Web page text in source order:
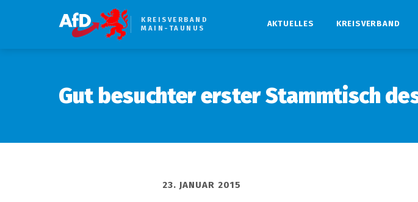
KREISVERBAND
MAIN-TAUNUS
AKTUELLES KREISVERBAND
Gut besuchter erster Stammtisch
23. JANUAR 2015